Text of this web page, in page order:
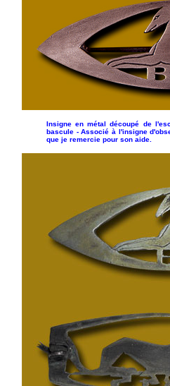
Insigne en métal découpé de
bascule - Associé à l'insigne
que je remercie pour son aide.